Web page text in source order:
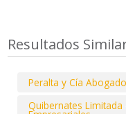
Resultados
Peralta y Cía
Quibernates Limitada